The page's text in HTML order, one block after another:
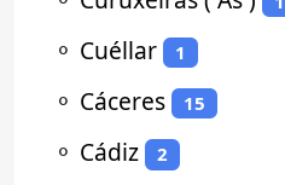
⚬ Cuéllar 1
⚬ Cáceres 15
⚬ Cádiz 2